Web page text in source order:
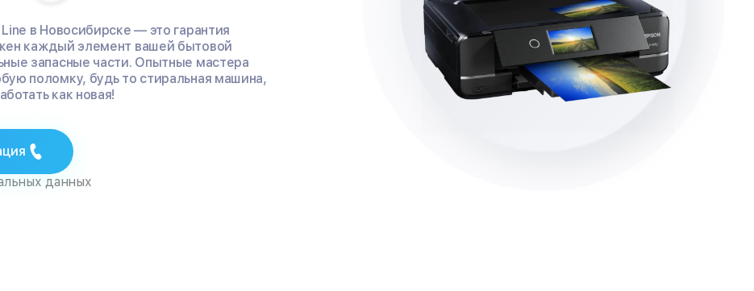
в Новосибирске — это гарантия
каждый элемент вашей бытовой
запасные части. Опытные мастера
поломку, будь то стиральная машина,
как новая!
данных